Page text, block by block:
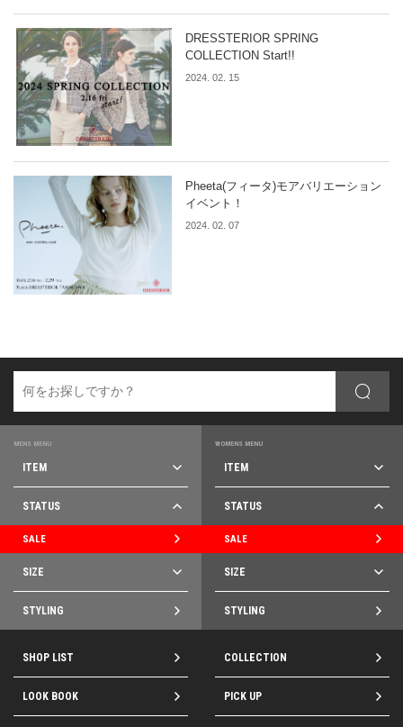
DRESSTERIOR SPRING
COLLECTION Start!!
2024. 02. 15
Pheeta(フィータ)モアバリエーション
イベント！
2024. 02. 07
MENS MENU
ITEM
STATUS
SALE
SIZE
STYLING
WOMENS MENU
ITEM
STATUS
SALE
SIZE
STYLING
SHOP LIST COLLECTION
LOOK BOOK PICK UP